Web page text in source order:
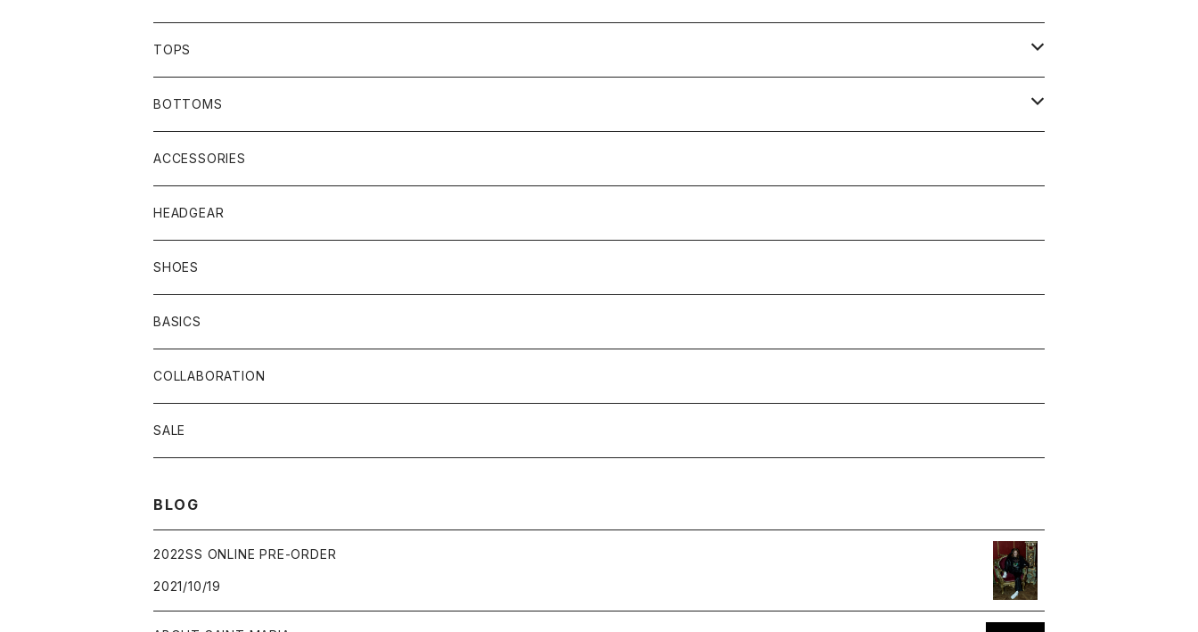
JACKET
COAT
VEST
TOPS
SHIRTS
HOODIE
T-SHIRTS
BOTTOMS
TRACK PANTS
ACCESSORIES
HEADGEAR
SHOES
BASICS
COLLABORATION
SALE
BLOG
2022SS ONLINE PRE-ORDER
2021/10/19